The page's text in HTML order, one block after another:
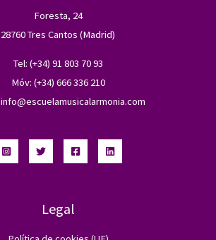
Foresta, 24
28760 Tres Cantos (Madrid)
Tel: (+34) 91 803 70 93
Móv: (+34) 666 336 210
info@escuelamusicalarmonia.com
Legal